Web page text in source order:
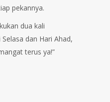
pekannya.
dua kali
dan Hari Ahad,
terus ya!”